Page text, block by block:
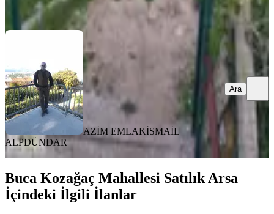
AZİM EMLAKİSMAİL
ALPDÜNDAR
Ara
Buca Kozağaç Mahallesi Satılık Arsa
İçindeki İlgili İlanlar